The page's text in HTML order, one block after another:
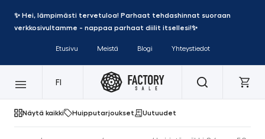
✨ Hei, lämpimästi tervetuloa! Parhaat tehdashinnat suoraan
verkkosivultamme - nappaa parhaat diilit itsellesi!✨
Etusivu Meistä Blogi Yhteystiedot
FI
Näytä kaikki Huipputarjoukset Uutuudet